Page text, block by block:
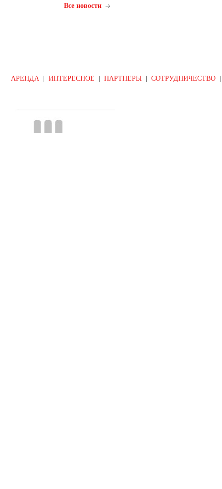
Все новости
АРЕНДА ИНТЕРЕСНОЕ ПАРТНЕРЫ СОТРУДНИЧЕСТВО